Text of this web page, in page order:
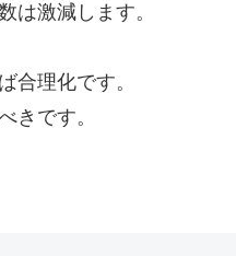
は激減します。
合理化です。
きです。